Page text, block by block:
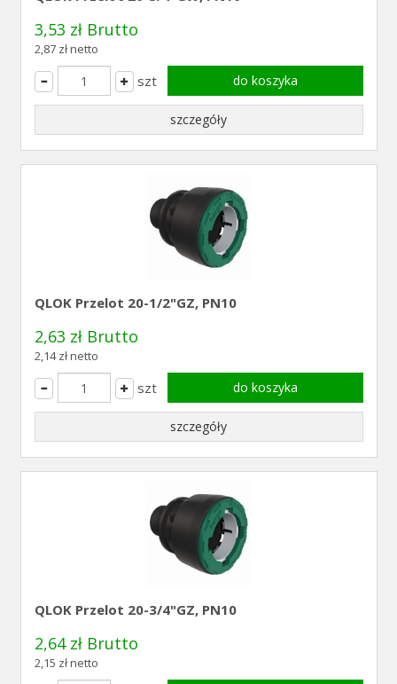
3,53 zł Brutto
2,87 zł netto
szt do koszyka
szczegóły
QLOK Przelot 20-1/2"GZ, PN10
2,63 zł Brutto
2,14 zł netto
szt do koszyka
szczegóły
QLOK Przelot 20-3/4"GZ, PN10
2,64 zł Brutto
2,15 zł netto